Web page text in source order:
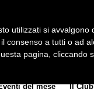
del mese Il Club
utilizzati si
consenso a tutti o ad
pagina, cliccando